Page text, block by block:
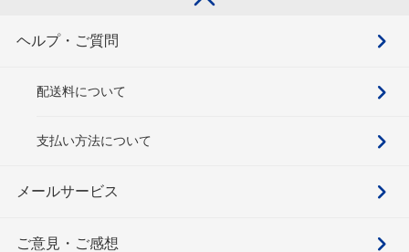
ヘルプ・ご質問
配送料について
支払い方法について
メールサービス
ご意見・ご感想